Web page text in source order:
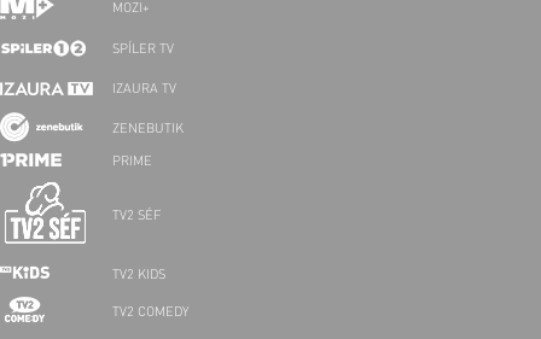
MOZI+
SPÍLER TV
IZAURA TV
ZENEBUTIK
PRIME
TV2 SÉF
TV2 KIDS
TV2 COMEDY